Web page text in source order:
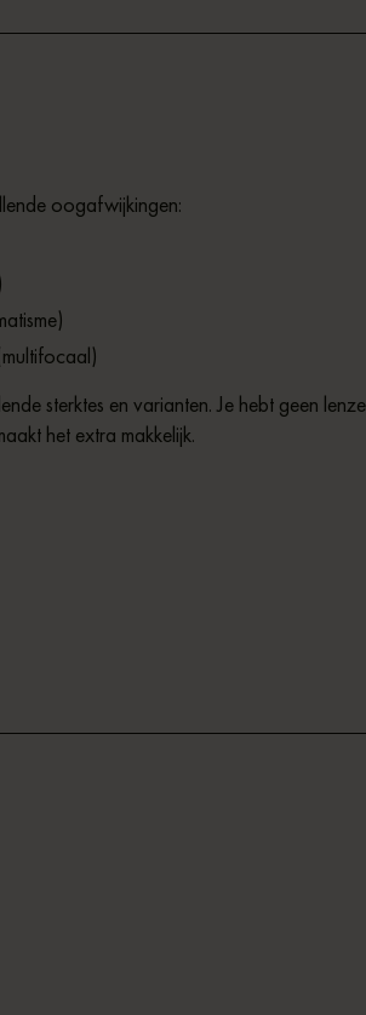
oogafwijkingen:
sterktes en varianten. Je hebt geen
het extra makkelijk.